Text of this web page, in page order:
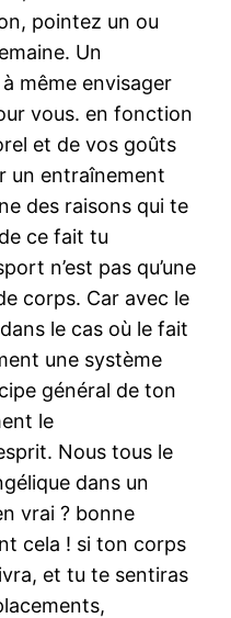
pointez un ou
Un
même envisager
vous. en fonction
et de vos goûts
un entraînement
des raisons qui te
ce fait tu
n’est pas qu’une
corps. Car avec le
le cas où le fait
une système
général de ton
le
Nous tous le
dans un
vrai ? bonne
cela ! si ton corps
et tu te sentiras